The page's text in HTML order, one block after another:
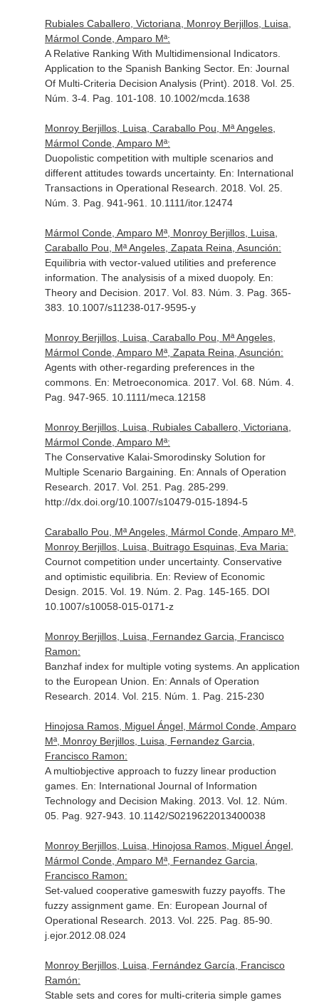
Rubiales Caballero, Victoriana, Monroy Berjillos, Luisa,
Mármol Conde, Amparo Mª:
A Relative Ranking With Multidimensional Indicators.
Application to the Spanish Banking Sector. En: Journal
Of Multi-Criteria Decision Analysis (Print) . 2018. Vol. 25.
Núm. 3-4. Pag. 101-108. 10.1002/mcda.1638
Monroy Berjillos, Luisa, Caraballo Pou, Mª Angeles,
Mármol Conde, Amparo Mª:
Duopolistic competition with multiple scenarios and
different attitudes towards uncertainty. En: International
Transactions in Operational Research . 2018. Vol. 25.
Núm. 3. Pag. 941-961. 10.1111/itor.12474
Mármol Conde, Amparo Mª, Monroy Berjillos, Luisa,
Caraballo Pou, Mª Angeles, Zapata Reina, Asunción:
Equilibria with vector-valued utilities and preference
information. The analysisis of a mixed duopoly. En:
Theory and Decision . 2017. Vol. 83. Núm. 3. Pag. 365-
383. 10.1007/s11238-017-9595-y
Monroy Berjillos, Luisa, Caraballo Pou, Mª Angeles,
Mármol Conde, Amparo Mª, Zapata Reina, Asunción:
Agents with other-regarding preferences in the
commons. En: Metroeconomica . 2017. Vol. 68. Núm. 4.
Pag. 947-965. 10.1111/meca.12158
Monroy Berjillos, Luisa, Rubiales Caballero, Victoriana,
Mármol Conde, Amparo Mª:
The Conservative Kalai-Smorodinsky Solution for
Multiple Scenario Bargaining. En: Annals of Operation
Research . 2017. Vol. 251. Pag. 285-299.
http://dx.doi.org/10.1007/s10479-015-1894-5
Caraballo Pou, Mª Angeles, Mármol Conde, Amparo Mª,
Monroy Berjillos, Luisa, Buitrago Esquinas, Eva Maria:
Cournot competition under uncertainty. Conservative
and optimistic equilibria. En: Review of Economic
Design . 2015. Vol. 19. Núm. 2. Pag. 145-165. DOI
10.1007/s10058-015-0171-z
Monroy Berjillos, Luisa, Fernandez Garcia, Francisco
Ramon:
Banzhaf index for multiple voting systems. An application
to the European Union. En: Annals of Operation
Research . 2014. Vol. 215. Núm. 1. Pag. 215-230
Hinojosa Ramos, Miguel Ángel, Mármol Conde, Amparo
Mª, Monroy Berjillos, Luisa, Fernandez Garcia,
Francisco Ramon:
A multiobjective approach to fuzzy linear production
games. En: International Journal of Information
Technology and Decision Making . 2013. Vol. 12. Núm.
05. Pag. 927-943. 10.1142/S0219622013400038
Monroy Berjillos, Luisa, Hinojosa Ramos, Miguel Ángel,
Mármol Conde, Amparo Mª, Fernandez Garcia,
Francisco Ramon:
Set-valued cooperative gameswith fuzzy payoffs. The
fuzzy assignment game. En: European Journal of
Operational Research . 2013. Vol. 225. Pag. 85-90.
j.ejor.2012.08.024
Monroy Berjillos, Luisa, Fernández García, Francisco
Ramón:
Stable sets and cores for multi-criteria simple games